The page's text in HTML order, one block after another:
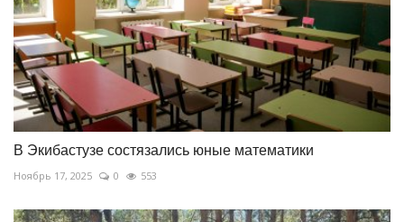
В Экибастузе состязались юные математики
Ноябрь 17, 2025 0 553